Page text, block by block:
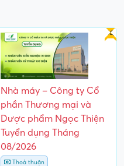
Gấp
Nhà máy – Công ty Cổ
phần Thương mại và
Dược phẩm Ngọc Thiện
Tuyển dụng Tháng
08/2026
Thoả thuận